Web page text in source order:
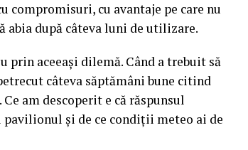
compromisuri, cu avantaje pe care nu
abia după câteva luni de utilizare.
prin aceeași dilemă. Când a trebuit să
câteva săptămâni bune citind
am descoperit e că răspunsul
pavilionul și de ce condiții meteo ai de